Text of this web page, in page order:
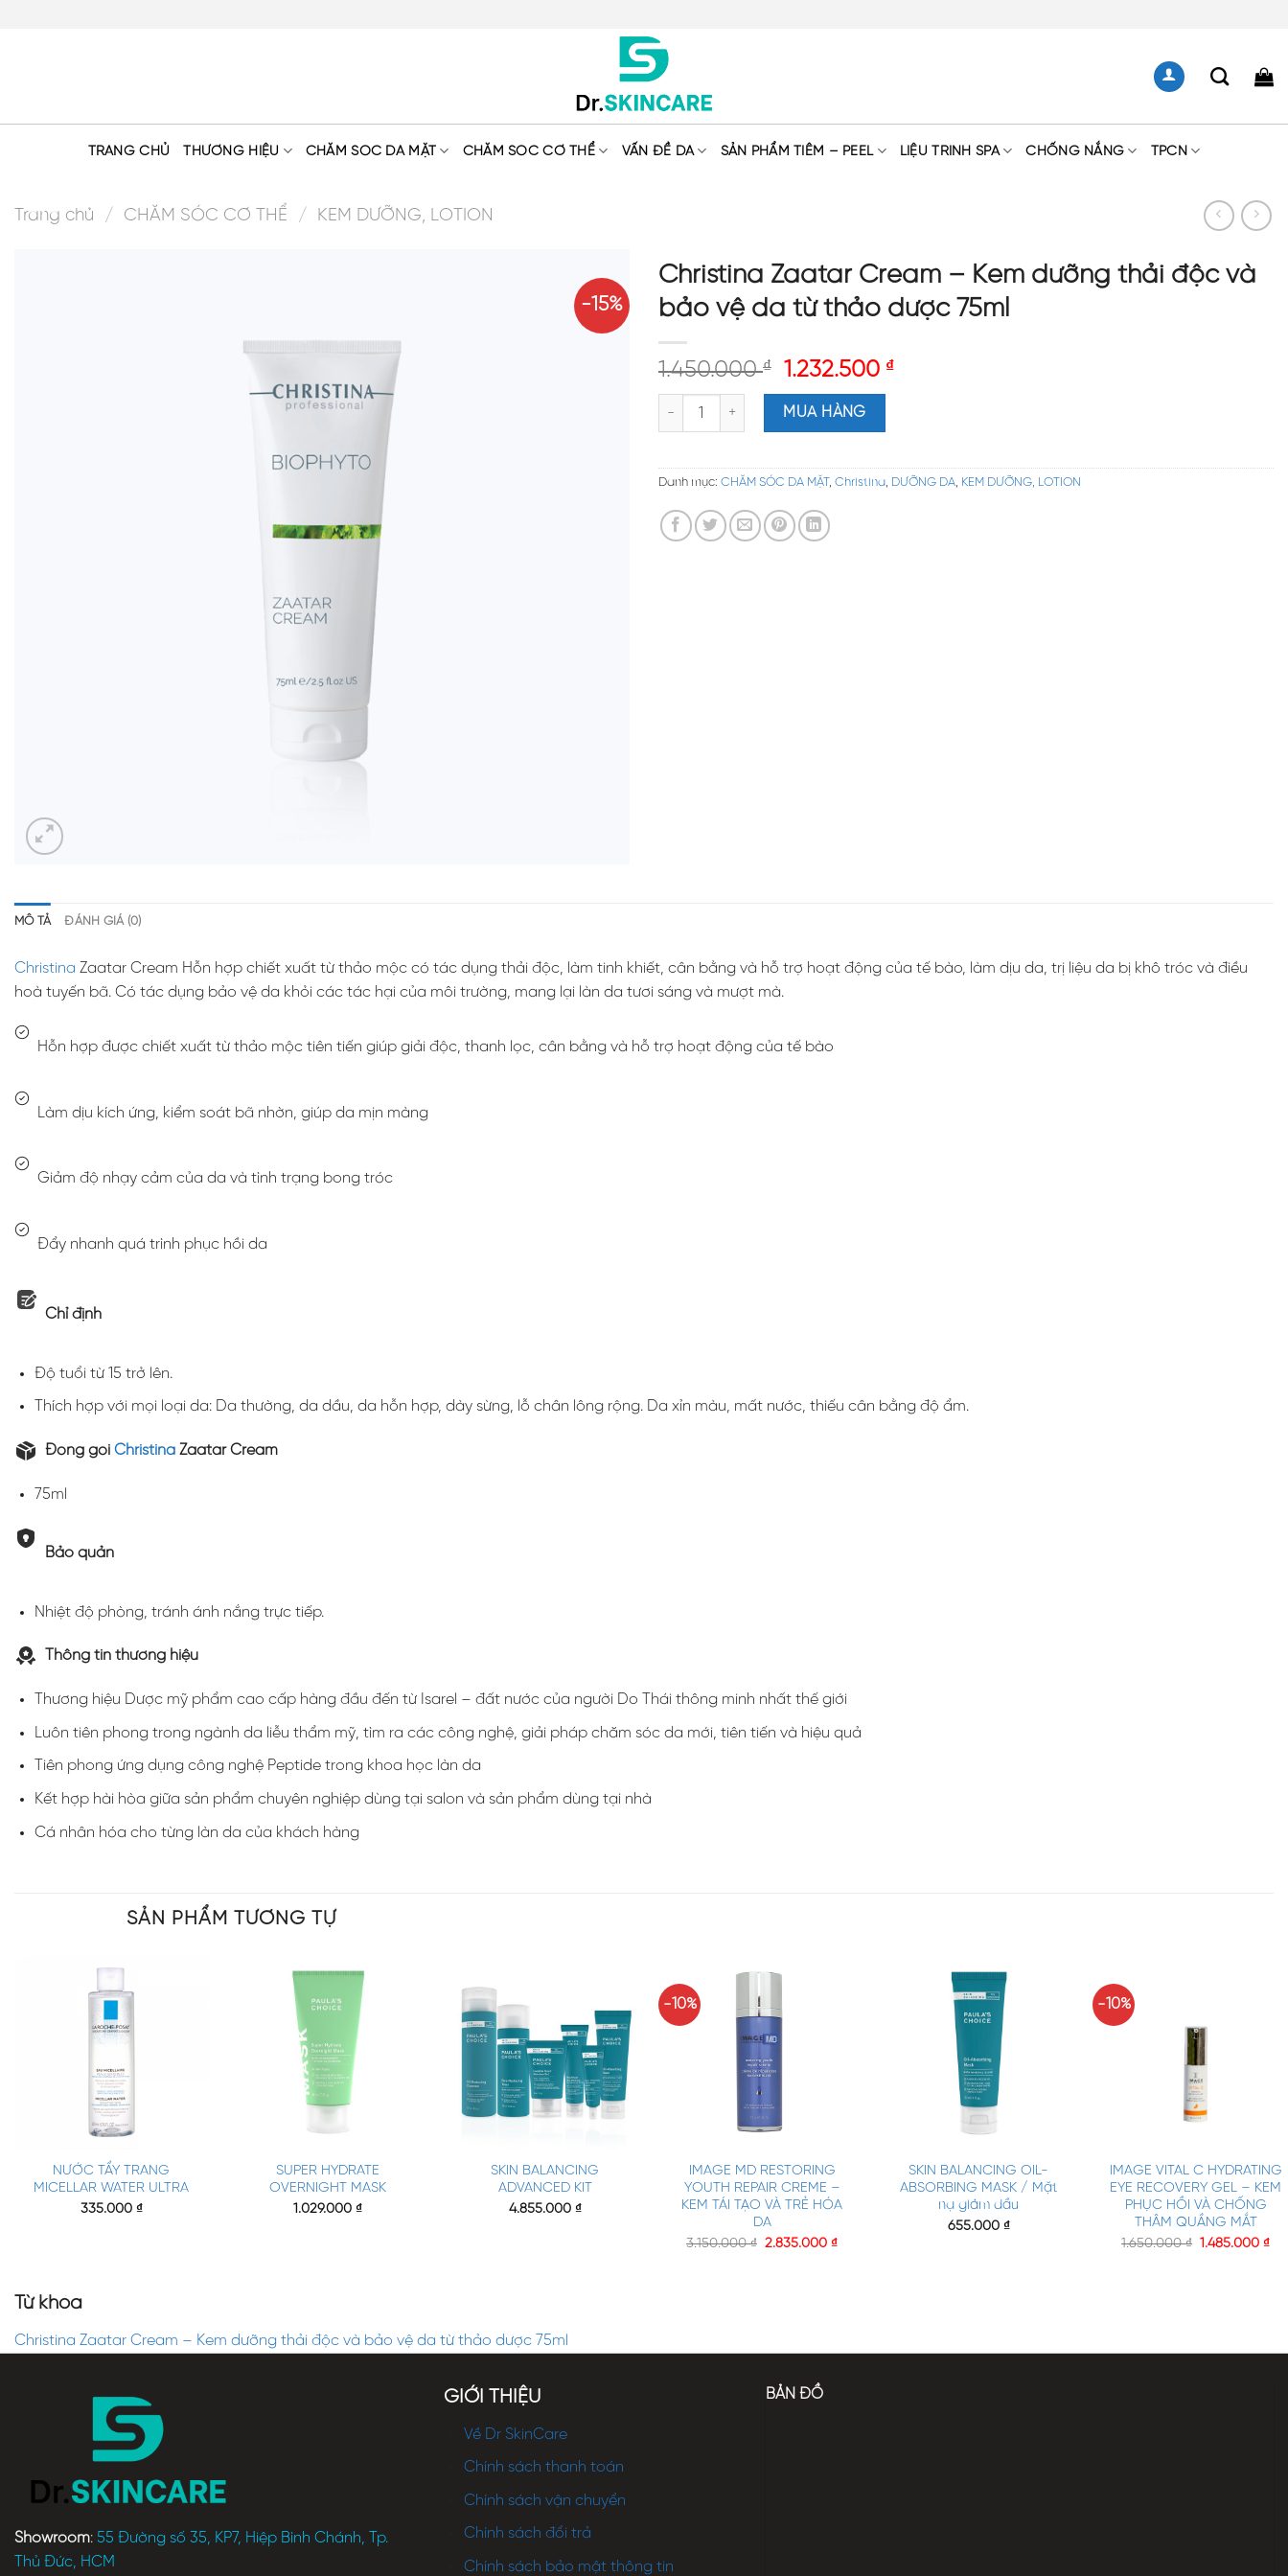
TRANG CHỦ THƯƠNG HIỆU CHĂM SÓC DA MẶT CHĂM SÓC CƠ THỂ VẤN ĐỀ DA SẢN PHẨM TIÊM – PEEL LIỆU TRÌNH SPA CHỐNG NẮNG TPCN
Trang chủ / CHĂM SÓC CƠ THỂ / KEM DƯỠNG, LOTION
-15%
Christina Zaatar Cream – Kem dưỡng thải độc và
bảo vệ da từ thảo dược 75ml
1.450.000₫ 1.232.500 ₫
Christina Zaatar Cream – Kem dưỡng thải độc và bảo vệ da từ thảo dược 75ml số lượng
MUA HÀNG
Danh mục: CHĂM SÓC DA MẶT, Christina, DƯỠNG DA, KEM DƯỠNG, LOTION
MÔ TẢ ĐÁNH GIÁ (0)
Christina Zaatar Cream Hỗn hợp chiết xuất từ thảo mộc có tác dụng thải độc, làm tinh khiết, cân bằng và hỗ trợ hoạt động của tế bào, làm dịu da, trị liệu da bị khô tróc và điều
hoà tuyến bã. Có tác dụng bảo vệ da khỏi các tác hại của môi trường, mang lại làn da tươi sáng và mượt mà.
Hỗn hợp được chiết xuất từ thảo mộc tiên tiến giúp giải độc, thanh lọc, cân bằng và hỗ trợ hoạt động của tế bào
Làm dịu kích ứng, kiểm soát bã nhờn, giúp da mịn màng
Giảm độ nhạy cảm của da và tình trạng bong tróc
Đẩy nhanh quá trình phục hồi da
Chỉ định
Độ tuổi từ 15 trở lên.
Thích hợp với mọi loại da: Da thường, da dầu, da hỗn hợp, dày sừng, lỗ chân lông rộng. Da xỉn màu, mất nước, thiếu cân bằng độ ẩm.
Đóng gói Christina Zaatar Cream
75ml
Bảo quản
Nhiệt độ phòng, tránh ánh nắng trực tiếp.
Thông tin thương hiệu
Thương hiệu Dược mỹ phẩm cao cấp hàng đầu đến từ Isarel – đất nước của người Do Thái thông minh nhất thế giới
Luôn tiên phong trong ngành da liễu thẩm mỹ, tìm ra các công nghệ, giải pháp chăm sóc da mới, tiên tiến và hiệu quả
Tiên phong ứng dụng công nghệ Peptide trong khoa học làn da
Kết hợp hài hòa giữa sản phẩm chuyên nghiệp dùng tại salon và sản phẩm dùng tại nhà
Cá nhân hóa cho từng làn da của khách hàng
SẢN PHẨM TƯƠNG TỰ
NƯỚC TẨY TRANG
MICELLAR WATER ULTRA
335.000 ₫
SUPER HYDRATE
OVERNIGHT MASK
1.029.000₫
SKIN BALANCING
ADVANCED KIT
4.855.000 ₫
-10%
IMAGE MD RESTORING
YOUTH REPAIR CREME –
KEM TÁI TẠO VÀ TRẺ HÓA
DA
3.150.000₫ 2.835.000₫
SKIN BALANCING OIL-
ABSORBING MASK / Mặt
nạ giảm dầu
655.000 ₫
-10%
IMAGE VITAL C HYDRATING
EYE RECOVERY GEL – KEM
PHỤC HỒI VÀ CHỐNG
THÂM QUẦNG MẮT
1.650.000₫ 1.485.000₫
Từ khóa
Christina Zaatar Cream – Kem dưỡng thải độc và bảo vệ da từ thảo dược 75ml
Showroom: 55 Đường số 35, KP7, Hiệp Bình Chánh, Tp.
Thủ Đức, HCM
GIỚI THIỆU
Về Dr SkinCare
Chính sách thanh toán
Chính sách vận chuyển
Chính sách đổi trả
Chính sách bảo mật thông tin
BẢN ĐỒ